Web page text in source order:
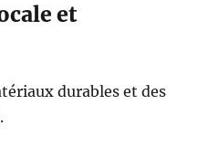
et
durables et des